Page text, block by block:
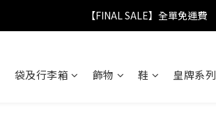
【FINAL SALE】指定商品低至38折
【FINAL SALE】全單免運費
袋及行李箱 飾物 鞋 皇牌系列